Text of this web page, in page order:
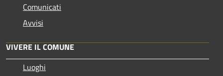
Comunicati
Avvisi
VIVERE IL COMUNE
Luoghi